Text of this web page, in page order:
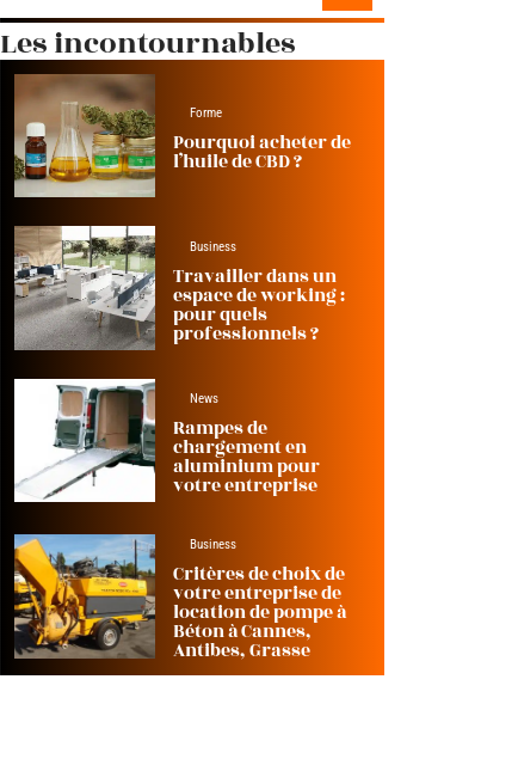
Les incontournables
Forme
Pourquoi acheter de
l’huile de CBD ?
Business
Travailler dans un
espace de working :
pour quels
professionnels ?
News
Rampes de
chargement en
aluminium pour
votre entreprise
Business
Critères de choix de
votre entreprise de
location de pompe à
Béton à Cannes,
Antibes, Grasse